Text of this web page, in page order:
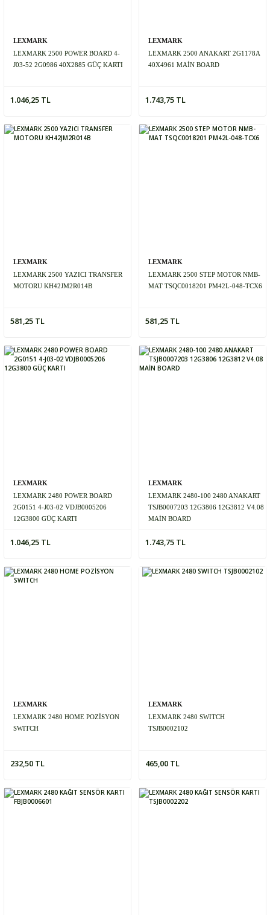
LEXMARK
LEXMARK 2500 POWER BOARD 4-
J03-52 2G0986 40X2885 GÜÇ KARTI
1.046,25 TL
LEXMARK
LEXMARK 2500 ANAKART 2G1178A
40X4961 MAİN BOARD
1.743,75 TL
LEXMARK
LEXMARK 2500 YAZICI TRANSFER
MOTORU KH42JM2R014B
581,25 TL
LEXMARK
LEXMARK 2500 STEP MOTOR NMB-
MAT TSQC0018201 PM42L-048-TCX6
581,25 TL
LEXMARK
LEXMARK 2480 POWER BOARD
2G0151 4-J03-02 VDJB0005206
12G3800 GÜÇ KARTI
1.046,25 TL
LEXMARK
LEXMARK 2480-100 2480 ANAKART
TSJB0007203 12G3806 12G3812 V4.08
MAİN BOARD
1.743,75 TL
LEXMARK
LEXMARK 2480 HOME POZİSYON
SWITCH
232,50 TL
LEXMARK
LEXMARK 2480 SWITCH
TSJB0002102
465,00 TL